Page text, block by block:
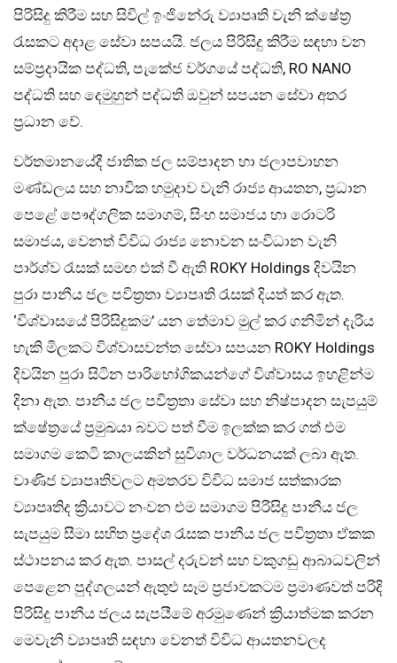
පිරිසිදු කිරීම සහ සිවිල් ඉංජිනේරු ව්‍යාපෘති වැනි ක්ෂේත්‍ර
රැසකට අදාළ සේවා සපයයි. ජලය පිරිසිදු කිරීම සඳහා වන
සම්ප්‍රදායික පද්ධති, පැකේජ වර්ගයේ පද්ධති, RO NANO
පද්ධති සහ දෙමුහුන් පද්ධති ඔවුන් සපයන සේවා අතර
ප්‍රධාන වේ.
වර්තමානයේදී ජාතික ජල සම්පාදන හා ජලාපවාහන
මණ්ඩලය සහ නාවික හමුදාව වැනි රාජ්‍ය ආයතන, ප්‍රධාන
පෙළේ පෞද්ගලික සමාගම්, සිංහ සමාජය හා රොටරි
සමාජය, වෙනත් විවිධ රාජ්‍ය නොවන සංවිධාන වැනි
පාර්ශ්ව රැසක් සමඟ එක් වී ඇති ROKY Holdings දිවයින
පුරා පානීය ජල පවිත්‍රතා ව්‍යාපෘති රැසක් දියත් කර ඇත.
‘විශ්වාසයේ පිරිසිදුකම’ යන තේමාව මුල් කර ගනිමින් දැරිය
හැකි මිලකට විශ්වාසවන්ත සේවා සපයන ROKY Holdings
දිවයින පුරා සිටින පාරිභෝගිකයන්ගේ විශ්වාසය ඉහළින්ම
දිනා ඇත. පානීය ජල පවිත්‍රතා සේවා සහ නිෂ්පාදන සැපයුම්
ක්ෂේත්‍රයේ ප්‍රමුඛයා බවට පත් වීම ඉලක්ක කර ගත් එම
සමාගම කෙටි කාලයකින් සුවිශාල වර්ධනයක් ලබා ඇත.
වාණිජ ව්‍යාපෘතිවලට අමතරව විවිධ සමාජ සත්කාරක
ව්‍යාපෘතිද ක්‍රියාවට නංවන එම සමාගම පිරිසිදු පානීය ජල
සැපයුම සීමා සහිත ප්‍රදේශ රැසක පානීය ජල පවිත්‍රතා ඒකක
ස්ථාපනය කර ඇත. පාසල් දරුවන් සහ වකුගඩු ආබාධවලින්
පෙළෙන පුද්ගලයන් ඇතුළු සෑම ප්‍රජාවකටම ප්‍රමාණවත් පරිදි
පිරිසිදු පානීය ජලය සැපයීමේ අරමුණෙන් ක්‍රියාත්මක කරන
මෙවැනි ව්‍යාපෘති සඳහා වෙනත් විවිධ ආයතනවලද